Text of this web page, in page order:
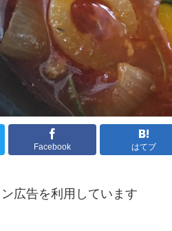
Facebook はてブ
広告を利用しています